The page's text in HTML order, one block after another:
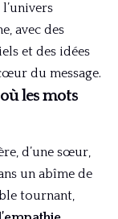
avec des
et des idées
du message.
les mots
d’une sœur,
un abîme de
tournant,